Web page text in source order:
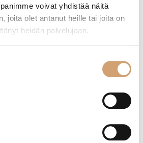
voivat yhdistää näitä
joita olet antanut heille tai joita on
heidän palvelujaan.